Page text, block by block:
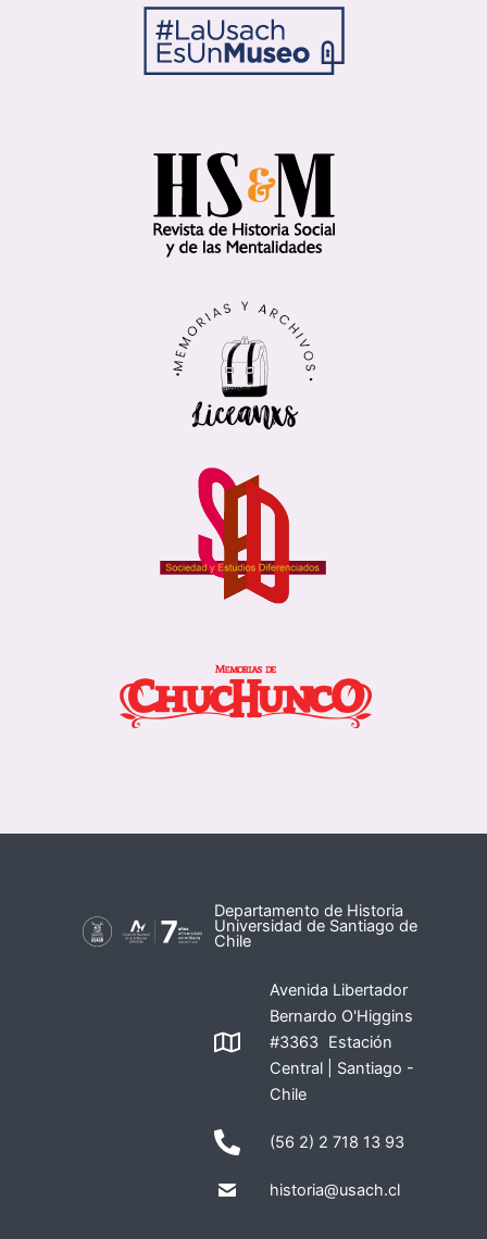
Departamento de Historia
Universidad de Santiago de
Chile
Avenida Libertador
Bernardo O'Higgins
#3363 Estación
Central | Santiago -
Chile
(56 2) 2 718 13 93
historia@usach.cl